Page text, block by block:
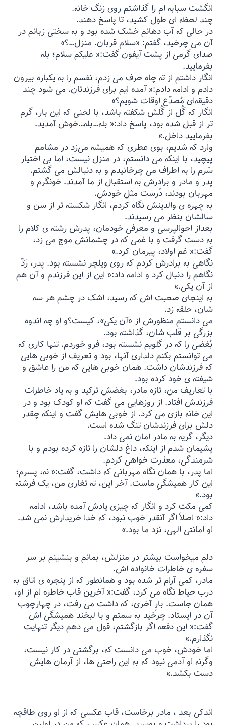
انگشت سبابه ام را گذاشتم روی زنگ خانه.
چند لحظه ای طول کشید، تا پاسخ دهند.
در حالی که آب دهانم خشک شده بود و به سختی زبانم در
آن می چرخید، گفتم: «سلام قربان. منزل…؟»
صدای گرمی از پشت آیفون گفت:« علیکم سلام؛ بله
بفرمایید.
انگار داشتم از ته چاه حرف می زدم، نفسم را به یکباره بیرون
دادم و ادامه دادم:« آمده ایم برای فرزندتان. می شود چند
دقیقه‌ای مُصدّع اوقات شویم؟»
انگار که گُل از گُلش شکفته باشد، با لحنی که این بار، گرم
تر از قبل شده بود، پاسخ داد:« بله…بله…خوش آمدید.
بفرمایید داخل.»
وارد که شدیم، بوی عطری که همیشه می‌زد در مشامم
پیچید، با اینکه می دانستم، در منزل نیست، اما بی اختیار
سَرم را به اطراف می چرخانیدم و به دنبالش می گشتم.
پدر و مادر و برادرش به استقبال از ما آمدند. خونگرم و
مهربان بودند، دُرست مثل خودش.
به چهره ی والدینش نگاه کردم، انگار شکسته تر از سن و
سالشان بنظر می رسیدند.
بعداز احوالپرسی و معرفی خودمان، پدرش رشته ی کلام را
به دست گرفت و با غمی که در چشمانش موج می زد،
گفت:« غم اولاد، پیرمان کرد.»
نگاهی به برادرش کردم که روی ویلچر نشسته بود. پدر، رَدّ
نگاهم را دنبال کرد و ادامه داد:« این از این فرزندم و آن هم
از آن یکی.»
به اینجای صحبت اش که رسید، اشک در چشم هر سه
شان، حلقه زد.
می دانستم منظورش از «آن یکی»، کیست؟و او چه اندوه
بزرگی بر قلب شان، گذاشته بود.
بُغضی را که در گلویم نشسته بود، فرو خوردم. تنها کاری که
می توانستم بکنم دلداری آنها، بود و تعریف از خوبی هایی
که فرزندشان داشت. همان خوبی هایی که من را عاشق و
شیفته ی خود کرده بود.
با تعاریف من، تازه مادر، بغضش ترکید و به یاد خاطرات
فرزندش افتاد. از روزهایی می گفت که او کودک بود و در
این خانه بازی می کرد. از خوبی هایش گفت و اینکه چقدر
دلش برای فرزندشان تنگ شده است.
دیگر، گریه به مادر امان نمی داد.
پشیمان شدم از اینکه، داغ دلشان را تازه کرده بودم و با
شرمندگی، معذرت خواهی کردم.
اما پدر، با همان نگاه مهربانی که داشت، گفت:« نه، پسرم؛
این کار همیشگیِ ماست. آخر این، ته تغاری من، یک فرشته
بود.»
کمی مکث کرد و انگار که چیزی یادش آمده باشد، ادامه
داد:« اصلاً اگر آنقدر خوب نبود، که خدا خریدارش نمی شد.
او امانتی الهی، نزد ما بود.»
دلم میخواست بیشتر در منزلش، بمانم و بنشینم بر سر
سفره ی خاطرات خانواده اش.
مادر، کمی آرام تر شده بود و همانطور که از پنجره ی اتاق به
درب حیاط نگاه می کرد، گفت:« آخرین قاب خاطره ام از او،
همان جاست. بارِ آخری، که داشت می رفت، در چهارچوب
آن در ایستاد. چرخید به سمتم و با لبخند همیشگی اش
گفت:« این دفعه اگر بازگشتم، قول می دهم دیگر تنهایت
نگذارم.»
اما خودش، خوب می دانست که، برگشتی در کار نیست،
وگرنه او آدمی نبود که به این راحتی ها، از آرمان هایش
دست بکشد.»
اندکی بعد ، مادر برخاست، قاب عکسی که از او روی طاقچه